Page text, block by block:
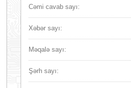
Cəmi cavab sayı:
Xəbər sayı:
Məqalə sayı:
Şərh sayı: